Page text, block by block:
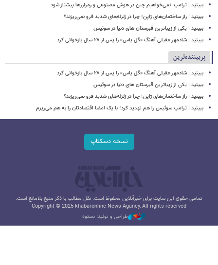
ببینید | ترامپ: نمی‌خواهیم چین در هوش مصنوعی و رمزارزها پیشتاز شود
ببینید | راز ساختمان‌های ژاپن؛ چرا در زلزله‌های شدید فرو نمی‌ریزند؟
ببینید | یکی از زیباترین قبرستان های دنیا در سوئیس
ببینید | شادمهر عقیلی آهنگ «گل یاس» را پس از ۲۸ سال بازخوانی کرد
پربیننده‌ترین
ببینید | شادمهر عقیلی آهنگ «گل یاس» را پس از ۲۸ سال بازخوانی کرد
ببینید | یکی از زیباترین قبرستان های دنیا در سوئیس
ببینید | راز ساختمان‌های ژاپن؛ چرا در زلزله‌های شدید فرو نمی‌ریزند؟
ببینید | ترامپ سوئیس را هم تهدید کرد؛ با یک امضا اقتصادتان را به هم می‌ریزم
نسخه دسکتاپ
تمامی حقوق این سایت برای خبرآنلاین محفوظ است. نقل مطالب با ذکر منبع بلامانع است.
Copyright © 2025 khabaronline News Agancy, All rights reserved
طراحی و تولید: نستوه